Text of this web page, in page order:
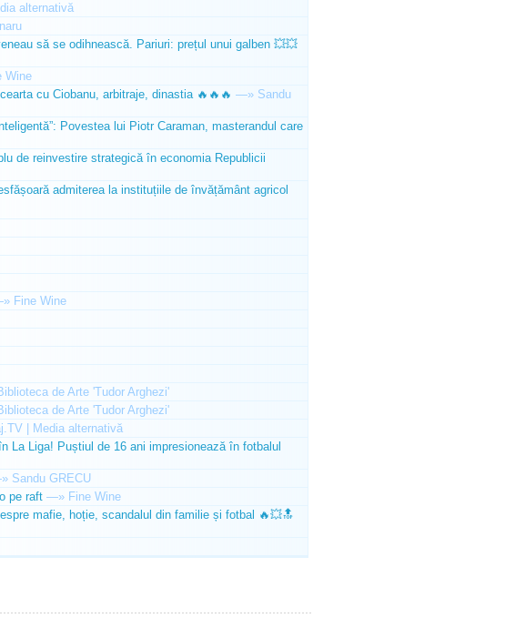
alternativă
să se odihnească. Pariuri: prețul unui galben 💥💥
Wine
cu Ciobanu, arbitraje, dinastia 🔥🔥🔥 —» Sandu
Povestea lui Piotr Caraman, masterandul care
de reinvestire strategică în economia Republicii
admiterea la instituțiile de învățământ agricol
Fine Wine
de Arte 'Tudor Arghezi'
de Arte 'Tudor Arghezi'
| Media alternativă
La Liga! Puștiul de 16 ani impresionează în fotbalul
Sandu GRECU
pe raft —» Fine Wine
mafie, hoție, scandalul din familie și fotbal 🔥💥🔝